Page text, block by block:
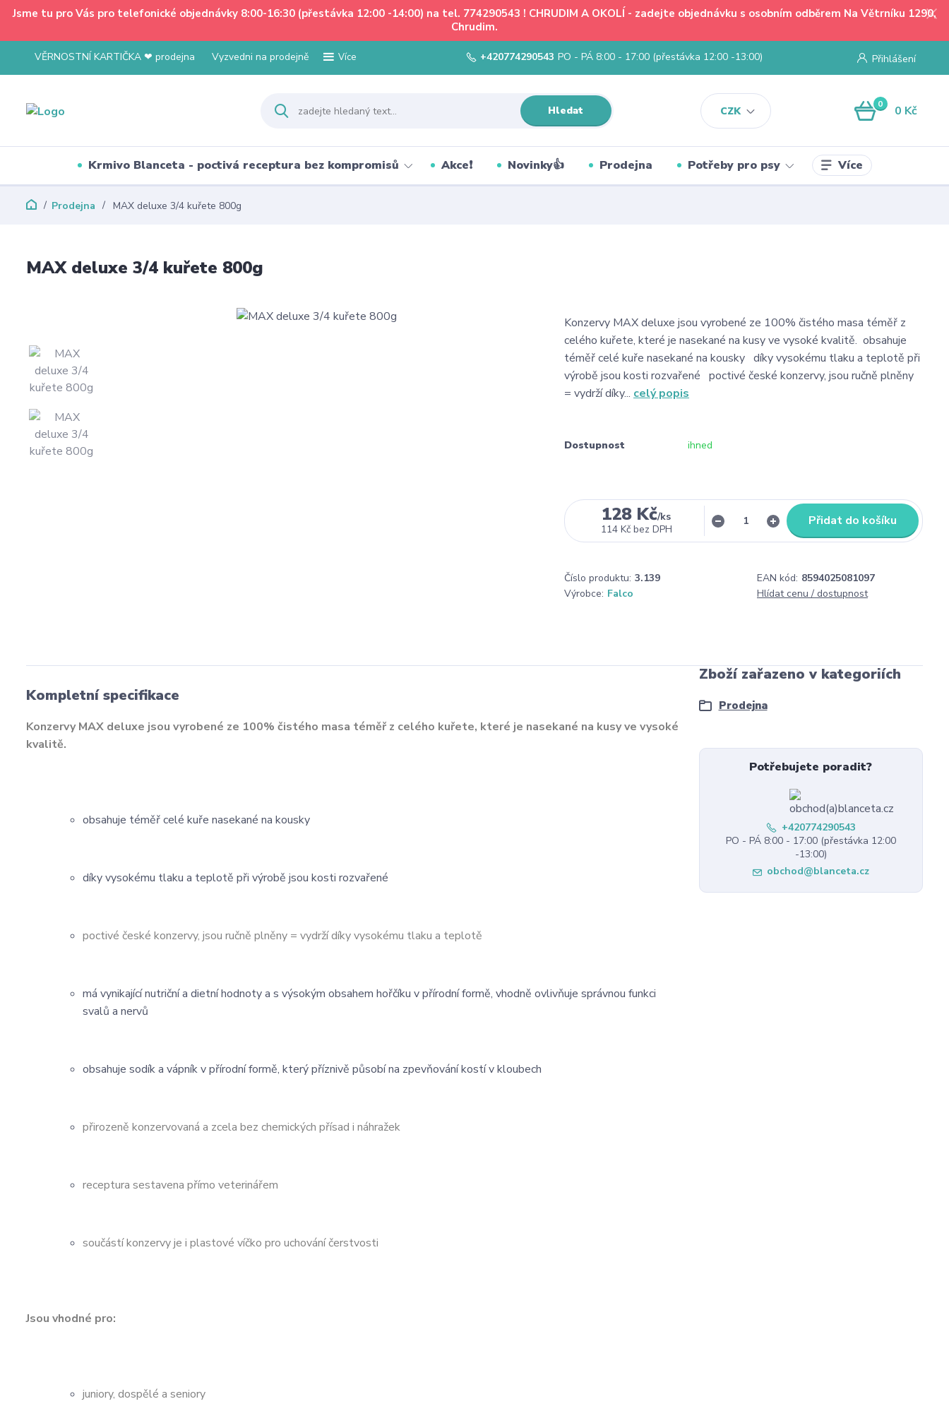
Jsme tu pro Vás pro telefonické objednávky 8:00-16:30 (přestávka 12:00 -14:00) na tel. 774290543 ! CHRUDIM A OKOLÍ - zadejte objednávku s osobním odběrem Na Větrníku 1290,
Chrudim.
VĚRNOSTNÍ KARTIČKA ❤ prodejna Vyzvedni na prodejně Více
CZK
Přihlášení
Hledat
+420774290543 PO - PÁ 8:00 - 17:00 (přestávka 12:00 -13:00)
0 0 Kč
Krmivo Blanceta - poctivá receptura bez kompromisů Akce❗ Novinky👍 Prodejna Potřeby pro psy Více
Prodejna MAX deluxe 3/4 kuřete 800g
MAX deluxe 3/4 kuřete 800g
Konzervy MAX deluxe jsou vyrobené ze 100% čistého masa téměř z
celého kuřete, které je nasekané na kusy ve vysoké kvalitě. obsahuje
téměř celé kuře nasekané na kousky díky vysokému tlaku a teplotě při
výrobě jsou kosti rozvařené poctivé české konzervy, jsou ručně plněny
= vydrží díky... celý popis
Dostupnost ihned
128 Kč/ks
114 Kč bez DPH
Přidat do košíku
Číslo produktu: 3.139 EAN kód: 8594025081097
Výrobce: Falco Hlídat cenu / dostupnost
Kompletní specifikace
Konzervy MAX deluxe jsou vyrobené ze 100% čistého masa téměř z celého kuřete, které je nasekané na kusy ve vysoké
kvalitě.
obsahuje téměř celé kuře nasekané na kousky
díky vysokému tlaku a teplotě při výrobě jsou kosti rozvařené
poctivé české konzervy, jsou ručně plněny = vydrží díky vysokému tlaku a teplotě
má vynikající nutriční a dietní hodnoty a s výsokým obsahem hořčíku v přírodní formě, vhodně ovlivňuje správnou funkci
svalů a nervů
obsahuje sodík a vápník v přírodní formě, který příznivě působí na zpevňování kostí v kloubech
přirozeně konzervovaná a zcela bez chemických přísad i náhražek
receptura sestavena přímo veterinářem
součástí konzervy je i plastové víčko pro uchování čerstvosti
Jsou vhodné pro:
juniory, dospělé a seniory
Zboží zařazeno v kategoriích
Prodejna
Potřebujete poradit?
+420774290543
PO - PÁ 8:00 - 17:00 (přestávka 12:00
-13:00)
obchod@blanceta.cz